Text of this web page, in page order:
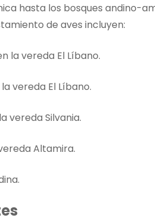
hasta los bosques andino-
de aves incluyen:
la vereda El Líbano.
vereda El Líbano.
vereda Silvania.
Altamira.